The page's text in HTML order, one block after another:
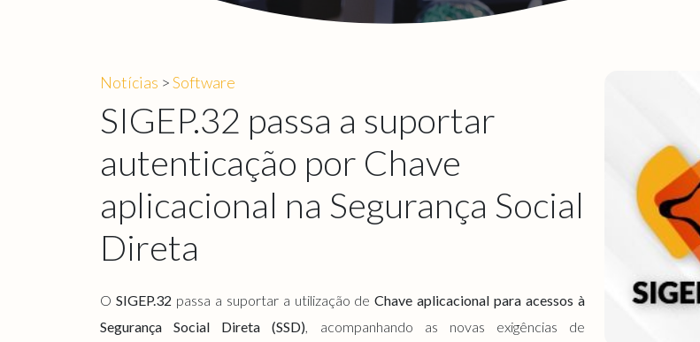
Notícias >Software
SIGEP.32 passa a suportar
autenticação por Chave
aplicacional na Segurança Social
Direta
OSIGEP.32 passa a suportar a utilização deChave aplicacional para acessos à
Segurança Social Direta (SSD), acompanhando as novas exigências de